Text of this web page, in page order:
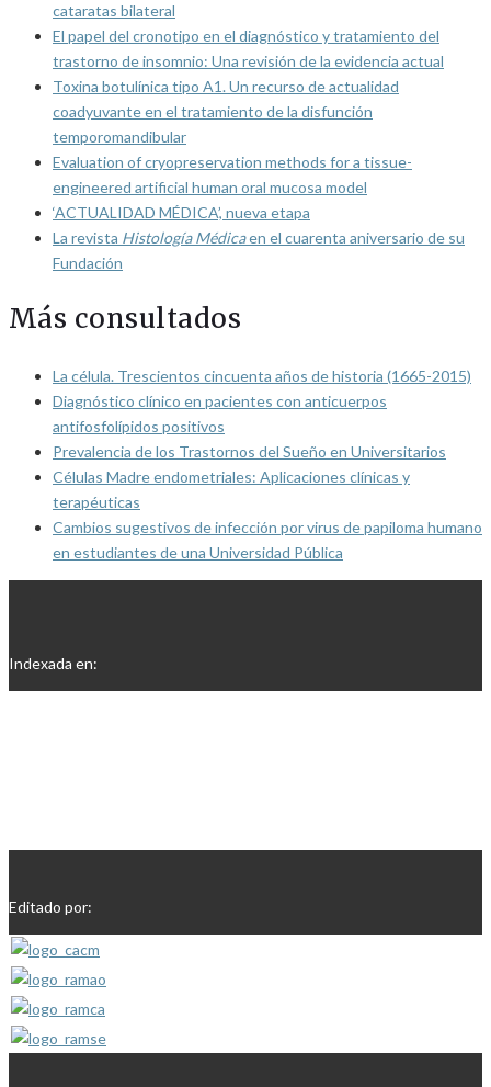
cataratas bilateral
El papel del cronotipo en el diagnóstico y tratamiento del
trastorno de insomnio: Una revisión de la evidencia actual
Toxina botulínica tipo A1. Un recurso de actualidad
coadyuvante en el tratamiento de la disfunción
temporomandibular
Evaluation of cryopreservation methods for a tissue-
engineered artificial human oral mucosa model
‘ACTUALIDAD MÉDICA’, nueva etapa
La revista Histología Médicaen el cuarenta aniversario de su
Fundación
Más consultados
La célula. Trescientos cincuenta años de historia (1665-2015)
Diagnóstico clínico en pacientes con anticuerpos
antifosfolípidos positivos
Prevalencia de los Trastornos del Sueño en Universitarios
Células Madre endometriales: Aplicaciones clínicas y
terapéuticas
Cambios sugestivos de infección por virus de papiloma humano
en estudiantes de una Universidad Pública
Indexada en:
Editado por: